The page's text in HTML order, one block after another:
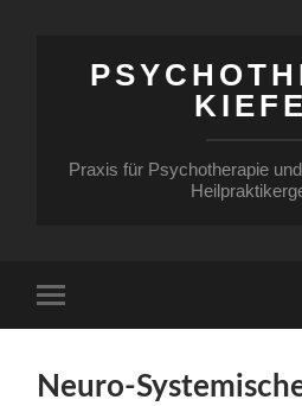
Praxis für Psychotherapie
Neuro-